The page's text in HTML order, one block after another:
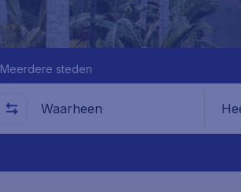
Meerdere steden
Waarheen